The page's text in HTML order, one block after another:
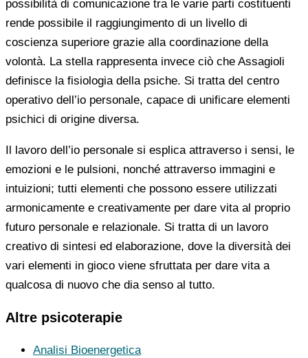
possibilità di comunicazione tra le varie parti costituenti
rende possibile il raggiungimento di un livello di
coscienza superiore grazie alla coordinazione della
volontà. La stella rappresenta invece ciò che Assagioli
definisce la fisiologia della psiche. Si tratta del centro
operativo dell’io personale, capace di unificare elementi
psichici di origine diversa.
Il lavoro dell’io personale si esplica attraverso i sensi, le
emozioni e le pulsioni, nonché attraverso immagini e
intuizioni; tutti elementi che possono essere utilizzati
armonicamente e creativamente per dare vita al proprio
futuro personale e relazionale. Si tratta di un lavoro
creativo di sintesi ed elaborazione, dove la diversità dei
vari elementi in gioco viene sfruttata per dare vita a
qualcosa di nuovo che dia senso al tutto.
Altre psicoterapie
Analisi Bioenergetica